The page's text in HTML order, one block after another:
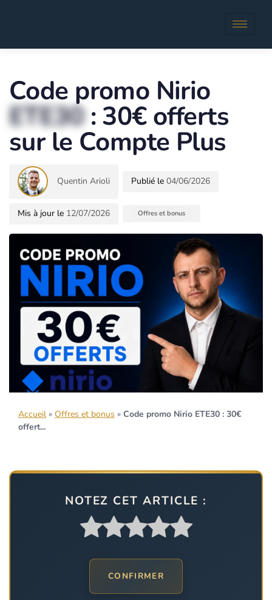
Code promo Nirio
ETE30: 30€ offerts
sur le Compte Plus
Quentin Arioli 04/06/2026
12/07/2026 Offres et bonus
Accueil » Offres et bonus » Code promo Nirio ETE30 : 30€
offert...
NOTEZ CET ARTICLE :
CONFIRMER